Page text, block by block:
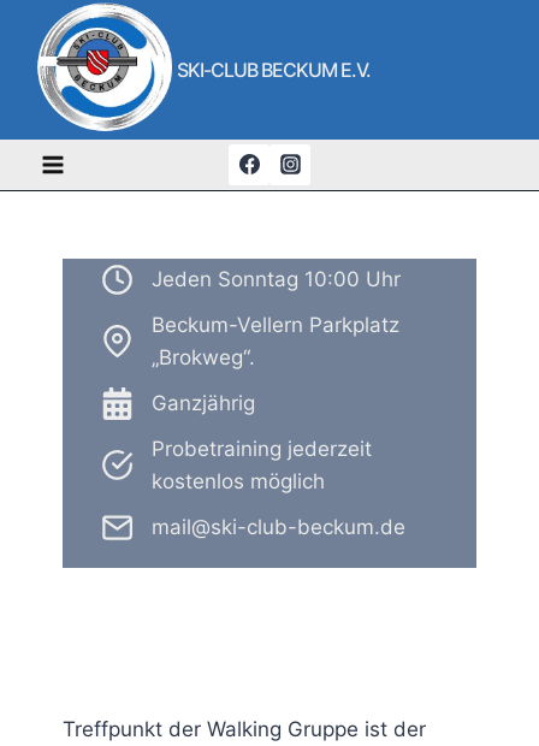
Inhalt
springen
SKI-CLUB BECKUM E.V.
Jeden Sonntag 10:00 Uhr
Beckum-Vellern Parkplatz
„Brokweg“.
Ganzjährig
Probetraining jederzeit
kostenlos möglich
mail@ski-club-beckum.de
Treffpunkt der Walking Gruppe ist der